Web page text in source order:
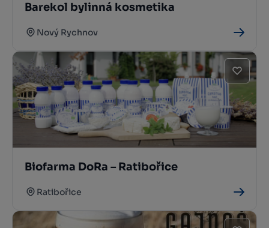
Barekol bylinná kosmetika
Nový Rychnov
Biofarma DoRa – Ratibořice
Ratibořice